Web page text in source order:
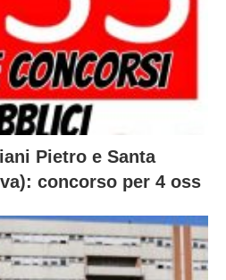
Pietro e Santa
concorso per 4 oss